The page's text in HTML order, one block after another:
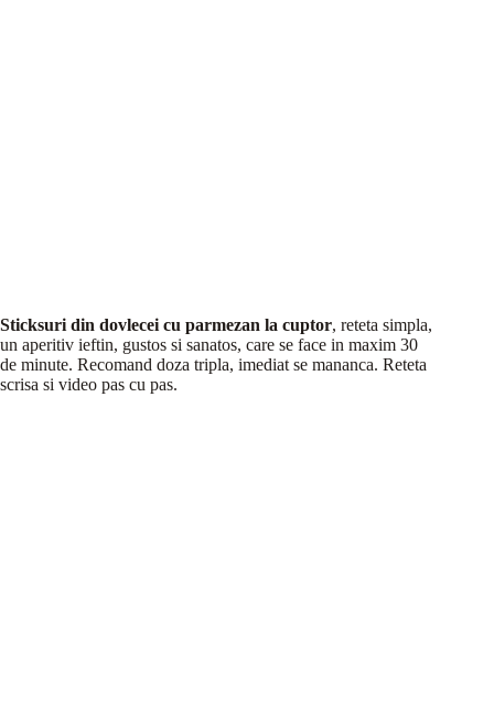
Sticksuri din dovlecei cu parmezan la cuptor, reteta simpla,
un aperitiv ieftin, gustos si sanatos, care se face in maxim 30
de minute. Recomand doza tripla, imediat se mananca. Reteta
scrisa si video pas cu pas.